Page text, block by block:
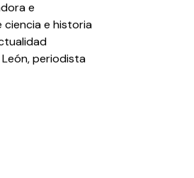
e
ciencia e historia
periodista